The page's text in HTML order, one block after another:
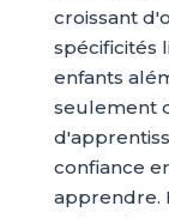
croissant
spécificités
enfants
seulement
confiance
apprendre.